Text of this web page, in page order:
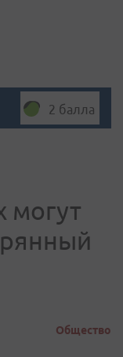
2 балла
могут
Общество